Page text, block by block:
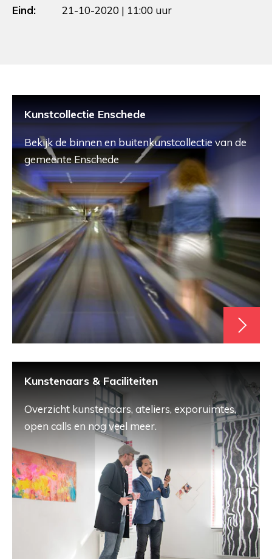
Eind:
21-10-2020 | 11:00 uur
Kunstcollectie Enschede
Bekijk de binnen en buitenkunstcollectie van de
gemeente Enschede
Kunstenaars & Faciliteiten
Overzicht kunstenaars, ateliers, exporuimtes,
open calls en nog veel meer.